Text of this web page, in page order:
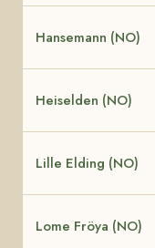
Hansemann (NO)
Heiselden (NO)
Lille Elding (NO)
Lome Fröya (NO)